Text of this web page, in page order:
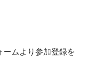
ームより参加登録を